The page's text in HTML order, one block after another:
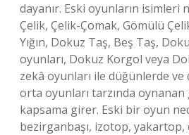
dayanır. Eski oyunların isimleri
Çelik, Çelik-Çomak, Gömülü
Yığın, Dokuz Taş, Beş Taş,
oyunları, Dokuz Korgol veya
zekâ oyunları ile düğünlerde
orta oyunları tarzında
kapsama girer. Eski bir oyun
bezirganbaşı, izotop, yakartop,